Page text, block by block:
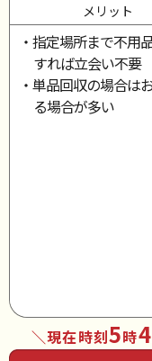
メリット
・指定場所まで不用
すれば立会い不要
・単品回収の場合は
る場合が多い
現在時刻5時